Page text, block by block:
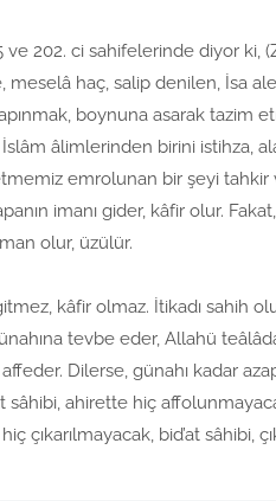
ve 202. ci sahifelerinde diyor ki,
haç, salip denilen, İsa
boynuna asarak tazim
âlimlerinden birini istihza,
emrolunan bir şeyi
imanı gider, kâfir olur.
olur, üzülür.
kâfir olmaz. İtikadı sahih
tevbe eder, Allahü
Dilerse, günahı kadar
sâhibi, ahirette hiç
çıkarılmayacak, bid’at sâhibi,